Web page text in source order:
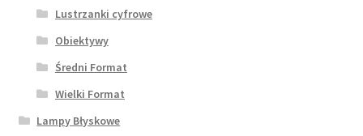
Lustrzanki cyfrowe
Obiektywy
Średni Format
Wielki Format
Lampy Błyskowe